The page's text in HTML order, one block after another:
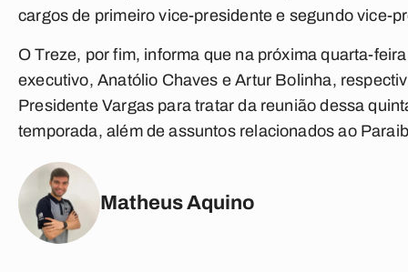
cargos de primeiro vice-presidente e segundo vice-
O Treze, por fim, informa que na próxima quarta-
executivo, Anatólio Chaves e Artur Bolinha,
Presidente Vargas para tratar da reunião dessa
temporada, além de assuntos relacionados ao
Matheus Aquino